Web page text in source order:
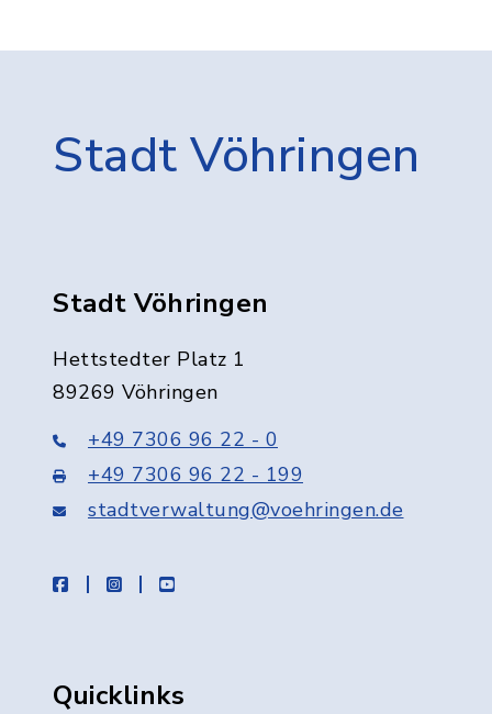
Stadt Vöhringen
Stadt Vöhringen
Hettstedter Platz 1
89269 Vöhringen
+49 7306 96 22 - 0
+49 7306 96 22 - 199
stadtverwaltung@voehringen.de
facebookinstagramyoutube
Quicklinks